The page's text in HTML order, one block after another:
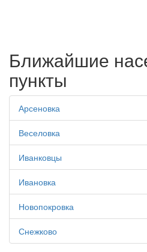
Ближайшие
пункты
Арсеновка
Веселовка
Иванковцы
Ивановка
Новопокровка
Снежково